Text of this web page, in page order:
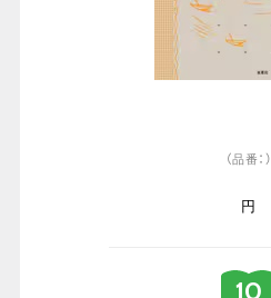
（品番：）
円